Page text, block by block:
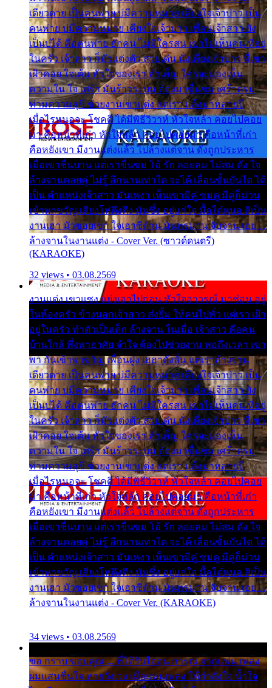
เดียวดาย เป็นคนพ่าย บ่มีความหมาย เคียงใจเจ้าบ่าว เป็น
คนพ่าย บ่มีความหมาย เคียงใจเจ้าบ่าว เพื่อนเจ้าสาว ยัง
เป็นบ่ได้ คือคนพ่าย ฮักคน ไม่มีใครสน เขาไม่เห็นคน ที่อยู่
ในครัว เจ้าสาว ก็มัวแต่งตัว สวยเด่น นั่งเคียงเจ้าบ่าว ที่เขา
เฝ้าคอย ใจเต้น หัวใจของเรา ลำเค็ญ ใครจะมองเห็น
ความใน ใจ เศร้า มันร้าวระบม ต้องมาขื่นขม เศร้าตรม
ท่ามความสุขี ช่วยงานเขาแต่ง แต่เรา แล้งมาหลายปี
เมื่อไรหนอจะ โชคดี ได้มีพิธีวิวาห์ หัวใจหล้า คอยไปคอย
มา คือหน้าที่เก่า หัวใจหล้า คอยไปคอยมา คือหน้าที่เก่า
คือหยังเขา มีงานแต่งแล้ว ไปล้างแต่จาน ดั่งถูกประหาร
เมื่อเขาชื่นบาน แต่เราขื่นขม โอ้ รัก ลอยลม ไม่สม ดัง ใจ
ล้างจานคอยคู่ ไม่รู้ อีกนานเท่าใด จะได้ เลื่อนขั้นบันได ได้
เป็น ตำแหน่งเจ้าสาว มันเหงา เห็นเขามีคู่ ซมดู มีคู่ก็ม่วน
เข้าพาขวัญ เสียงโห่ตึงตึง มันซึ้ง อยู่แก่ใจ มื้อใด๋หนอ สิเป็น
งานเฮา มัวซอยเขา ใจเฮาซิด้าน มันทรมาน จับจาน เอย…
ล้างจานในงานแต่ง - Cover Ver. (ซาวด์ดนตรี)
(KARAOKE)
32 views • 03.08.2569
งานแต่ง เขาแซง แย่งเอาไปก่อน หัวใจอาวรณ์ มาซ่อน อยู่
ในห้องครัว ข้างนอกเจ้าสาว ส่งยิ้ม ให้คนไปทั่ว แต่เรา เฝ้า
อยู่ในครัว ทำตัวเป็นเด็ก ล้างจาน ในเมื่อ เจ้าสาว คือคน
บ้านใกล้ พึ่งพาอาศัย จำใจ ต้องไปช่วยงาน พอถึงเวลา เขา
พา กันเข้าพาขวัญ เพื่อนฝูง เฮฮาดังลั่น แต่เราล้างจาน
เดียวดาย เป็นคนพ่าย บ่มีความหมาย เคียงใจเจ้าบ่าว เป็น
คนพ่าย บ่มีความหมาย เคียงใจเจ้าบ่าว เพื่อนเจ้าสาว ยัง
เป็นบ่ได้ คือคนพ่าย ฮักคน ไม่มีใครสน เขาไม่เห็นคน ที่อยู่
ในครัว เจ้าสาว ก็มัวแต่งตัว สวยเด่น นั่งเคียงเจ้าบ่าว ที่เขา
เฝ้าคอย ใจเต้น หัวใจของเรา ลำเค็ญ ใครจะมองเห็น
ความใน ใจ เศร้า มันร้าวระบม ต้องมาขื่นขม เศร้าตรม
ท่ามความสุขี ช่วยงานเขาแต่ง แต่เรา แล้งมาหลายปี
เมื่อไรหนอจะ โชคดี ได้มีพิธีวิวาห์ หัวใจหล้า คอยไปคอย
มา คือหน้าที่เก่า หัวใจหล้า คอยไปคอยมา คือหน้าที่เก่า
คือหยังเขา มีงานแต่งแล้ว ไปล้างแต่จาน ดั่งถูกประหาร
เมื่อเขาชื่นบาน แต่เราขื่นขม โอ้ รัก ลอยลม ไม่สม ดัง ใจ
ล้างจานคอยคู่ ไม่รู้ อีกนานเท่าใด จะได้ เลื่อนขั้นบันได ได้
เป็น ตำแหน่งเจ้าสาว มันเหงา เห็นเขามีคู่ ซมดู มีคู่ก็ม่วน
เข้าพาขวัญ เสียงโห่ตึงตึง มันซึ้ง อยู่แก่ใจ มื้อใด๋หนอ สิเป็น
งานเฮา มัวซอยเขา ใจเฮาซิด้าน มันทรมาน จับจาน เอย…
ล้างจานในงานแต่ง - Cover Ver. (KARAOKE)
34 views • 03.08.2569
ขอ กราบ ขอบคุณ.... ที่ได้รับไออุ่น การุณ จากแฟน เพลง
ผมแสนชื่นใจ หายวังเวง เมื่อแฟนเพลง ให้กำลังใจ น้ำใจ